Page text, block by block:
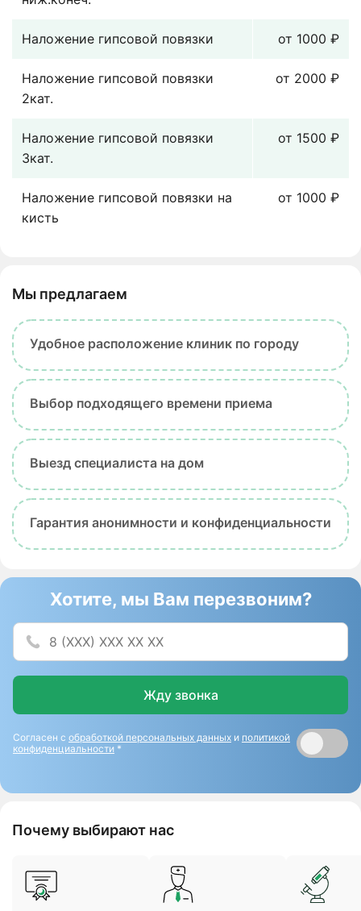
Наложение гипсовой повязки от 1000 ₽
Наложение гипсовой повязки
2кат.
от 2000 ₽
Наложение гипсовой повязки
3кат.
от 1500 ₽
Наложение гипсовой повязки на
кисть
от 1000 ₽
Мы предлагаем
Удобное расположение клиник по городу
Выбор подходящего времени приема
Выезд специалиста на дом
Гарантия анонимности и конфиденциальности
Хотите, мы Вам перезвоним?
Жду звонка
Согласен с обработкой персональных данных и политикой
конфиденциальности *
Почему выбирают нас